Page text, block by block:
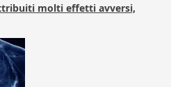
molti effetti avversi,